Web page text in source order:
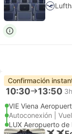
Confirmación
10:30 13:50
VIE Viena
Autoconexión |
LUX Aeropuerto